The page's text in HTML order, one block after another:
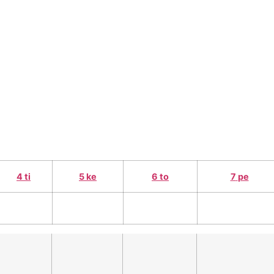
4ti 5ke 6 to 7 pe